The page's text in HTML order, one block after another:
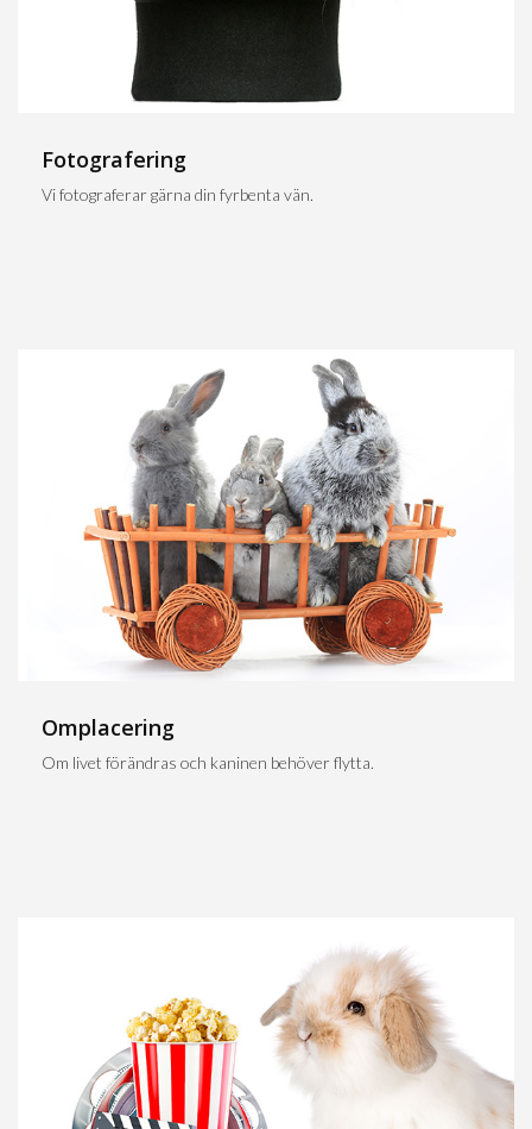
Fotografering
Vi fotograferar gärna din fyrbenta vän.
Omplacering
Om livet förändras och kaninen behöver flytta.